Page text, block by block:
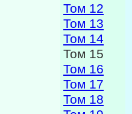
Том 12
Том 13
Том 14
Том 15
Том 16
Том 17
Том 18